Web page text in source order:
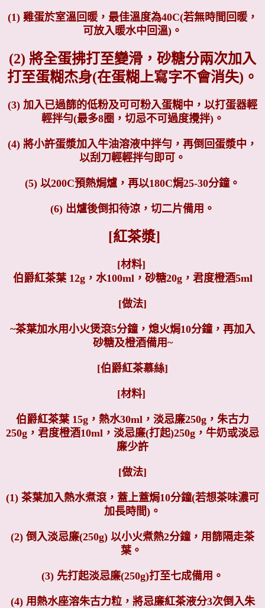
(1) 雞蛋於室溫回暖，最佳溫度為40C(若無時間回暖，
可放入暖水中回溫)。
(2) 將全蛋拂打至變滑，砂糖分兩次加入
打至蛋糊杰身(在蛋糊上寫字不會消失)。
(3) 加入已過篩的低粉及可可粉入蛋糊中，以打蛋器輕
輕拌勻(最多8圈，切忌不可過度攪拌)。
(4) 將小許蛋漿加入牛油溶液中拌勻，再倒回蛋漿中，
以刮刀輕輕拌勻即可。
(5) 以200C預熱焗爐，再以180C焗25-30分鐘。
(6) 出爐後倒扣待涼，切二片備用。
[紅茶漿]
[材料]
伯爵紅茶葉 12g， 水100ml， 砂糖20g， 君度橙酒5ml
[做法]
~茶葉加水用小火煲滾5分鐘， 熄火焗10分鐘，再加入
砂糖及橙酒備用~
[伯爵紅茶慕絲]
[材料]
伯爵紅茶葉 15g， 熱水30ml， 淡忌廉250g， 朱古力
250g， 君度橙酒10ml， 淡忌廉(打起)250g， 牛奶或淡忌
廉少許
[做法]
(1) 茶葉加入熱水煮滾，蓋上蓋焗10分鐘(若想茶味濃可
加長時間)。
(2) 倒入淡忌廉(250g) 以小火煮熱2分鐘，用篩隔走茶
葉。
(3) 先打起淡忌廉(250g)打至七成備用。
(4) 用熱水座溶朱古力粒，將忌廉紅茶液分3次倒入朱